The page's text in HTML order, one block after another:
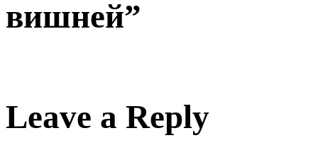
вишней”
Leave a Reply